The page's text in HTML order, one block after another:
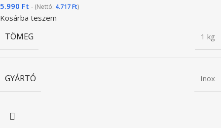
5.990 Ft - (Nettó: 4.717Ft)
Kosárba teszem
TÖMEG 1 kg
GYÁRTÓ Inox